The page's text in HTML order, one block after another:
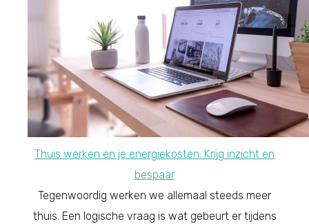
Thuis werken en je energiekosten: Krijg inzicht en
bespaar
Tegenwoordig werken we allemaal steeds meer
thuis. Een logische vraag is wat gebeurt er tijdens